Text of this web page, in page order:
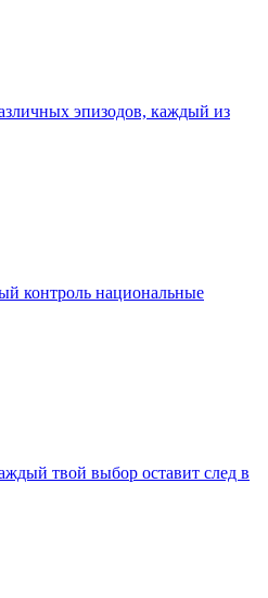
эпизодов, каждый из
контроль национальные
твой выбор оставит след в